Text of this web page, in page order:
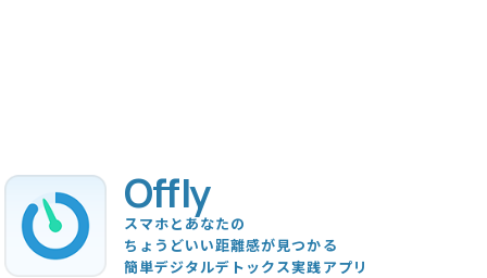
Offly
スマホとあなたの
ちょうどいい距離感が見つかる
簡単デジタルデトックス実践アプリ